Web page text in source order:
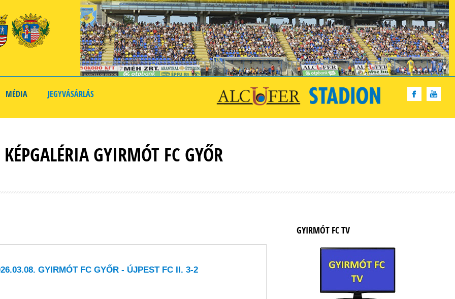
MÉDIA JEGYVÁSÁRLÁS
KÉPGALÉRIA GYIRMÓT FC GYŐR
GYIRMÓT FC GYŐR - ÚJPEST FC II. 3-2
GYIRMÓT FC TV